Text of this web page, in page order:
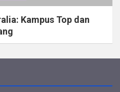
Kampus Top dan